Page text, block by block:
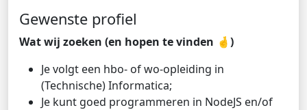
Gewenste profiel
Wat wij zoeken (en hopen te vinden 🤞)
Je volgt een hbo- of wo-opleiding in
(Technische) Informatica;
Je kunt goed programmeren in NodeJS en/of